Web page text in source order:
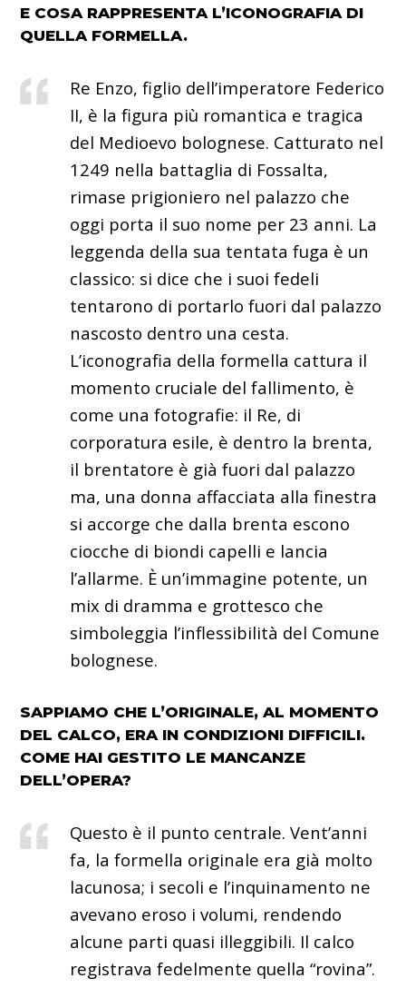
E COSA RAPPRESENTA L’ICONOGRAFIA DI
QUELLA FORMELLA.
Re Enzo, figlio dell’imperatore Federico
II, è la figura più romantica e tragica
del Medioevo bolognese. Catturato nel
1249 nella battaglia di Fossalta,
rimase prigioniero nel palazzo che
oggi porta il suo nome per 23 anni. La
leggenda della sua tentata fuga è un
classico: si dice che i suoi fedeli
tentarono di portarlo fuori dal palazzo
nascosto dentro una cesta.
L’iconografia della formella cattura il
momento cruciale del fallimento, è
come una fotografie: il Re, di
corporatura esile, è dentro la brenta,
il brentatore è già fuori dal palazzo
ma, una donna affacciata alla finestra
si accorge che dalla brenta escono
ciocche di biondi capelli e lancia
l’allarme. È un’immagine potente, un
mix di dramma e grottesco che
simboleggia l’inflessibilità del Comune
bolognese.
SAPPIAMO CHE L’ORIGINALE, AL MOMENTO
DEL CALCO, ERA IN CONDIZIONI DIFFICILI.
COME HAI GESTITO LE MANCANZE
DELL’OPERA?
Questo è il punto centrale. Vent’anni
fa, la formella originale era già molto
lacunosa; i secoli e l’inquinamento ne
avevano eroso i volumi, rendendo
alcune parti quasi illeggibili. Il calco
registrava fedelmente quella “rovina”.